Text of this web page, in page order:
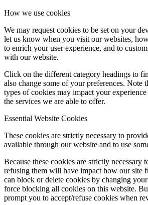
How we use cookies
We may request cookies to be set on your
let us know when you visit our websites,
to enrich your user experience, and to
with our website.
Click on the different category headings to
also change some of your preferences. Note
types of cookies may impact your
the services we are able to offer.
Essential Website Cookies
These cookies are strictly necessary to
available through our website and to use
Because these cookies are strictly necessary
refusing them will have impact how our site
can block or delete cookies by changing
force blocking all cookies on this website.
prompt you to accept/refuse cookies when